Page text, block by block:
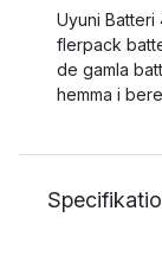
Uyuni
flerpack
de gamla
hemma i